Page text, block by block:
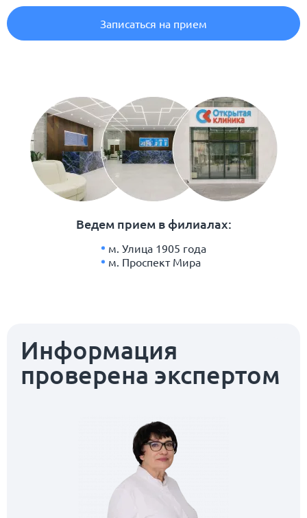
Ведем прием в филиалах:
м. Улица 1905 года
м. Проспект Мира
Записаться на прием
Информация
проверена экспертом